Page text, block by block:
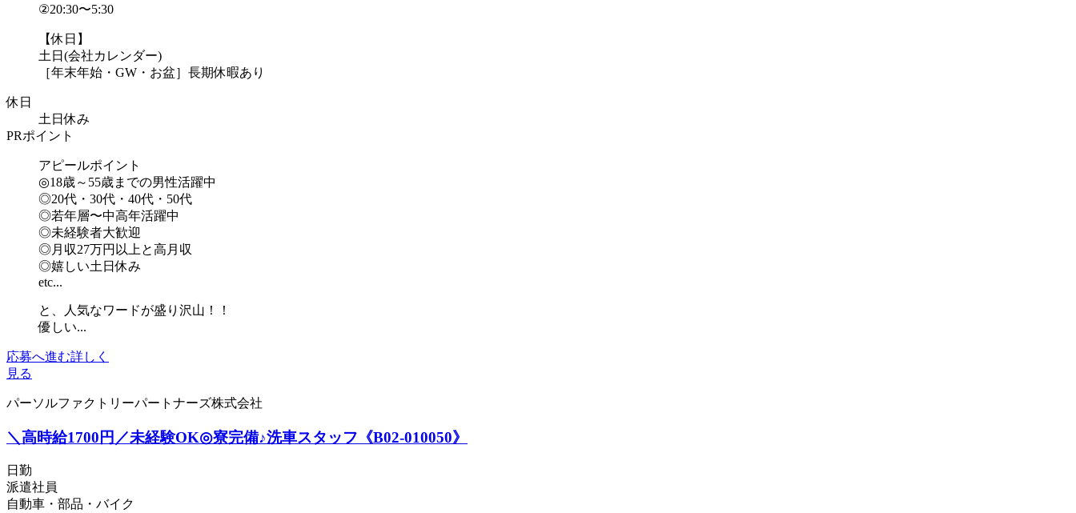
②20:30〜5:30
【休日】
土日(会社カレンダー)
［年末年始・GW・お盆］長期休暇あり
休日
土日休み
PRポイント
アピールポイント
◎18歳～55歳までの男性活躍中
◎20代・30代・40代・50代
◎若年層〜中高年活躍中
◎未経験者大歓迎
◎月収27万円以上と高月収
◎嬉しい土日休み
etc...
と、人気なワードが盛り沢山！！
優しい...
応募へ進む詳しく
見る
パーソルファクトリーパートナーズ株式会社
＼高時給1700円／未経験OK◎寮完備♪洗車スタッフ《B02-010050》
日勤
派遣社員
自動車・部品・バイク